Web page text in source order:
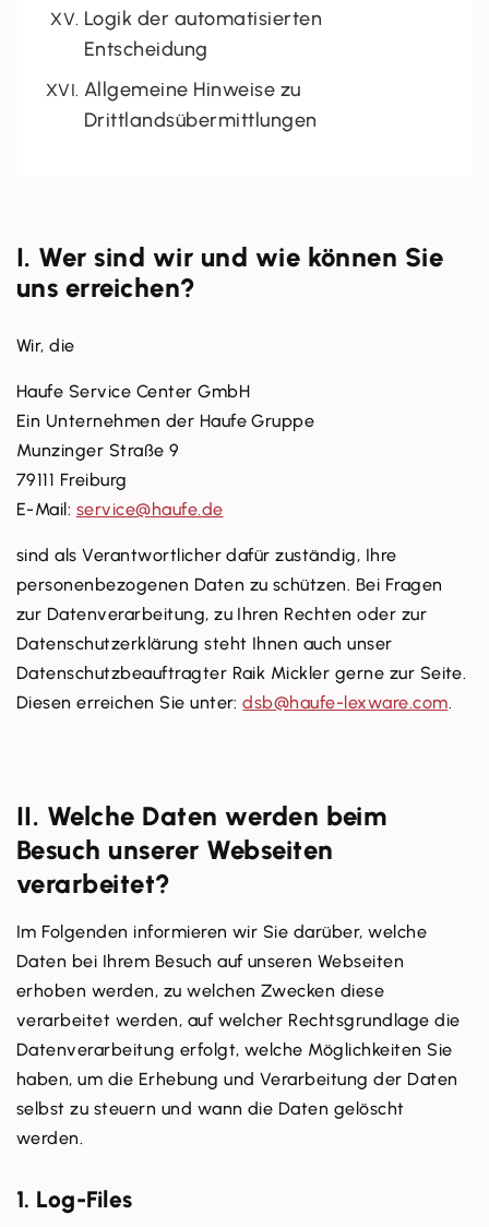
Logik der automatisierten
Entscheidung
Allgemeine Hinweise zu
Drittlandsübermittlungen
I. Wer sind wir und wie können Sie
uns erreichen?
Wir, die
Haufe Service Center GmbH
Ein Unternehmen der Haufe Gruppe
Munzinger Straße 9
79111 Freiburg
E-Mail: service@haufe.de
sind als Verantwortlicher dafür zuständig, Ihre
personenbezogenen Daten zu schützen. Bei Fragen
zur Datenverarbeitung, zu Ihren Rechten oder zur
Datenschutzerklärung steht Ihnen auch unser
Datenschutzbeauftragter Raik Mickler gerne zur Seite.
Diesen erreichen Sie unter:dsb@haufe-lexware.com.
II. Welche Daten werden beim
Besuch unserer Webseiten
verarbeitet?
Im Folgenden informieren wir Sie darüber, welche
Daten bei Ihrem Besuch auf unseren Webseiten
erhoben werden, zu welchen Zwecken diese
verarbeitet werden, auf welcher Rechtsgrundlage die
Datenverarbeitung erfolgt, welche Möglichkeiten Sie
haben, um die Erhebung und Verarbeitung der Daten
selbst zu steuern und wann die Daten gelöscht
werden.
1. Log-Files